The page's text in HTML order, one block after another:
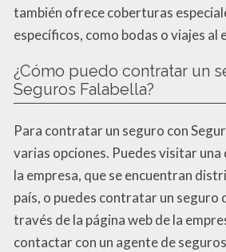
también ofrece coberturas
específicos, como bodas o viajes al
¿Cómo puedo contratar un
Seguros Falabella?
Para contratar un seguro con
varias opciones. Puedes visitar una
la empresa, que se encuentran
país, o puedes contratar un seguro
través de la página web de la
contactar con un agente de